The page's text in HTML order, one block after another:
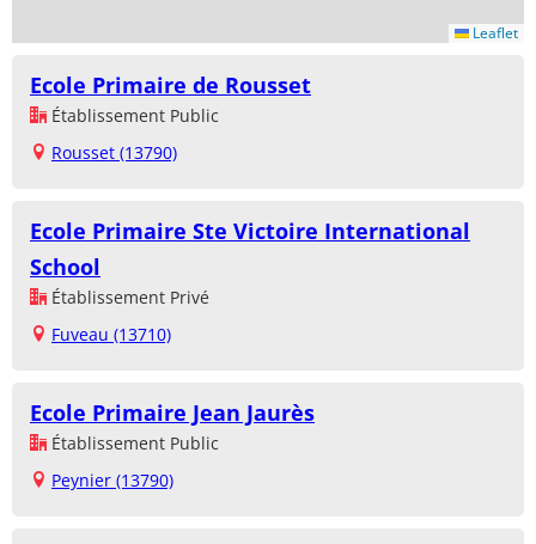
Leaflet
Ecole Primaire de Rousset
Établissement Public
Rousset (13790)
Ecole Primaire Ste Victoire International
School
Établissement Privé
Fuveau (13710)
Ecole Primaire Jean Jaurès
Établissement Public
Peynier (13790)